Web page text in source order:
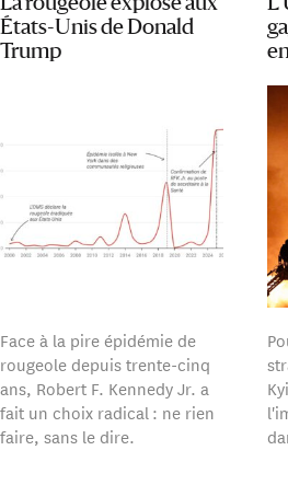
La rougeole explose aux
États-Unis de Donald
Trump
Face à la pire épidémie de
rougeole depuis trente-cinq
ans, Robert F. Kennedy Jr. a
fait un choix radical : ne rien
faire, sans le dire.